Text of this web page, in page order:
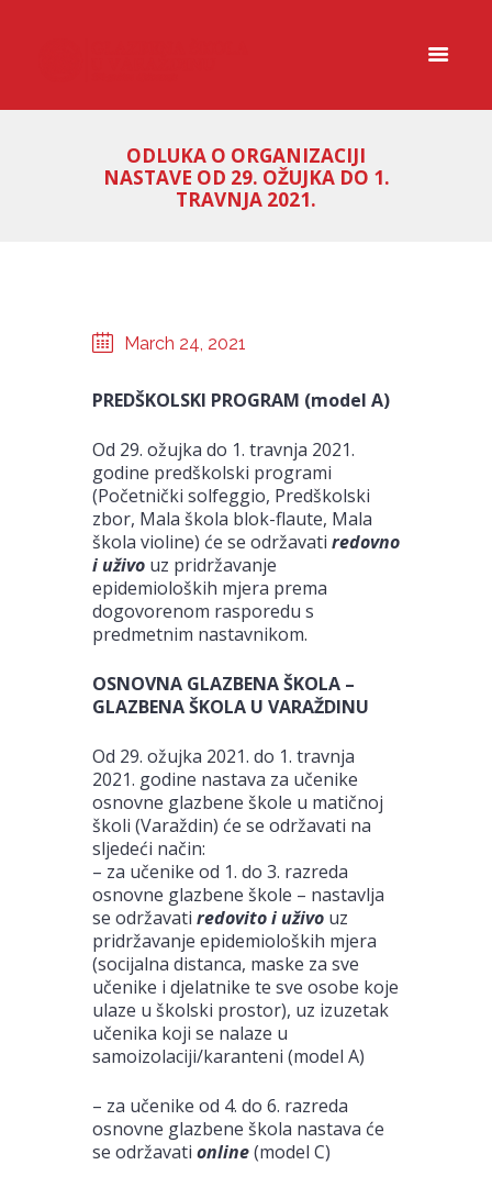
ODLUKA O ORGANIZACIJI
NASTAVE OD 29. OŽUJKA DO 1.
TRAVNJA 2021.
March 24, 2021
PREDŠKOLSKI PROGRAM (model A)
Od 29. ožujka do 1. travnja 2021.
godine predškolski programi
(Početnički solfeggio, Predškolski
zbor, Mala škola blok-flaute, Mala
škola violine) će se održavati redovno
i uživo uz pridržavanje
epidemioloških mjera prema
dogovorenom rasporedu s
predmetnim nastavnikom.
OSNOVNA GLAZBENA ŠKOLA –
GLAZBENA ŠKOLA U VARAŽDINU
Od 29. ožujka 2021. do 1. travnja
2021. godine nastava za učenike
osnovne glazbene škole u matičnoj
školi (Varaždin) će se održavati na
sljedeći način:
– za učenike od 1. do 3. razreda
osnovne glazbene škole – nastavlja
se održavati redovito i uživo uz
pridržavanje epidemioloških mjera
(socijalna distanca, maske za sve
učenike i djelatnike te sve osobe koje
ulaze u školski prostor), uz izuzetak
učenika koji se nalaze u
samoizolaciji/karanteni (model A)
– za učenike od 4. do 6. razreda
osnovne glazbene škola nastava će
se održavati online(model C)